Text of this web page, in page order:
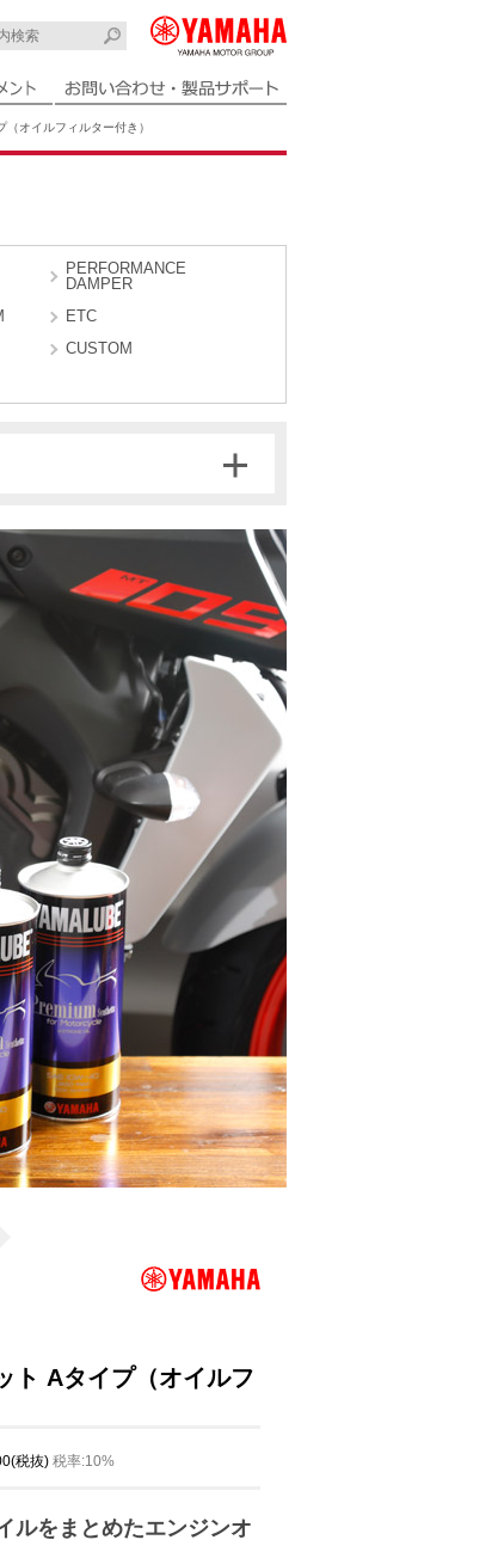
オイルフィルター付き）
PERFORMANCE
DAMPER
ETC
CUSTOM
ト Aタイプ（オイルフ
税抜) 税率:10%
ルをまとめたエンジンオ